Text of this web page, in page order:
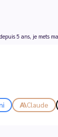
5 ans, je
Claude